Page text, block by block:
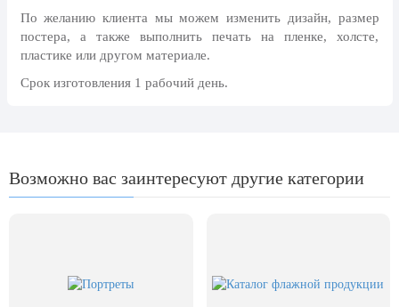
12 июня, День России
День медицинского работника
29 июня, День партизан и
По желанию клиента мы можем изменить дизайн, размер
постера, а также выполнить печать на пленке, холсте,
пластике или другом материале.
Срок изготовления 1 рабочий день.
Возможно вас заинтересуют другие категории